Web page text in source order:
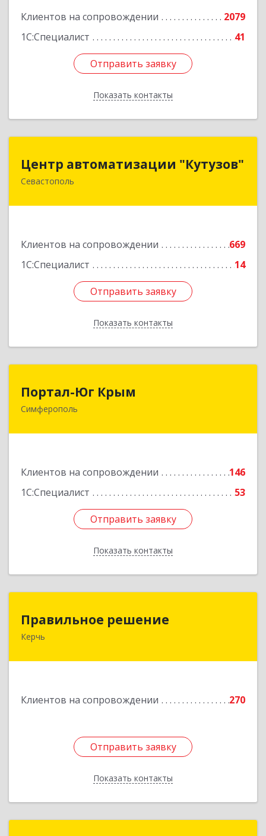
Клиентов на сопровождении
2079
1С:Специалист
41
Отправить заявку
Показать контакты
Отправить заявку
Назад
Центр автоматизации "Кутузов"
Севастополь
Клиентов на сопровождении
669
1С:Специалист
14
Отправить заявку
Показать контакты
299011, Севастополь г, Генерала Петрова ул,
Отправить заявку
Назад
Портал-Юг Крым
Симферополь
Клиентов на сопровождении
146
1С:Специалист
53
Отправить заявку
Показать контакты
295015, Крым Респ, Симферополь г, Козлова ул,
Отправить заявку
Назад
Правильное решение
Керчь
Клиентов на сопровождении 270
Отправить заявку
Показать контакты
298330, Крым Респ, Керчь г, Адмиралтейский
Отправить заявку
Назад